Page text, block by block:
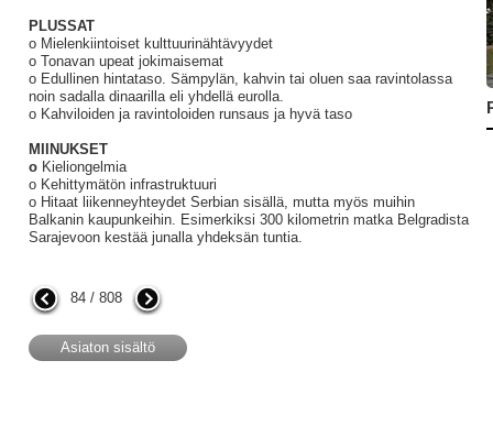
PLUSSAT
o Mielenkiintoiset kulttuurinähtävyydet
o Tonavan upeat jokimaisemat
o Edullinen hintataso. Sämpylän, kahvin tai oluen saa ravintolassa
noin sadalla dinaarilla eli yhdellä eurolla.
o Kahviloiden ja ravintoloiden runsaus ja hyvä taso
MIINUKSET
o Kieliongelmia
o Kehittymätön infrastruktuuri
o Hitaat liikenneyhteydet Serbian sisällä, mutta myös muihin
Balkanin kaupunkeihin. Esimerkiksi 300 kilometrin matka Belgradista
Sarajevoon kestää junalla yhdeksän tuntia.
84 / 808
Asiaton sisältö